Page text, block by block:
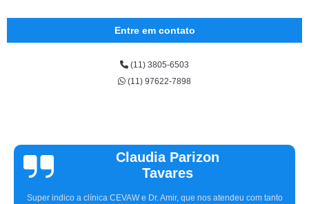
Entre em contato
(11) 3805-6503
(11) 97622-7898
Claudia Parizon
Tavares
Super indico a clínica CEVAW e Dr. Amir, que nos atendeu com tanto